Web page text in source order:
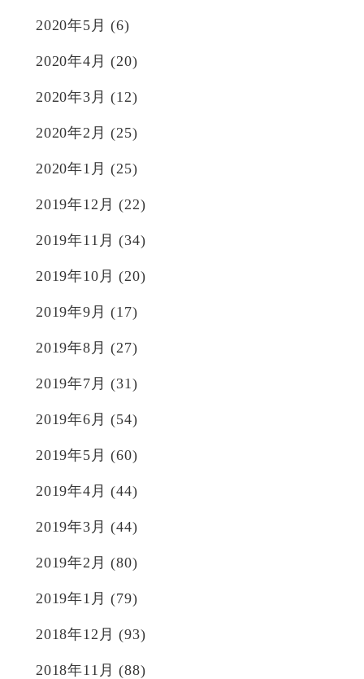
2020年5月 (6)
2020年4月 (20)
2020年3月 (12)
2020年2月 (25)
2020年1月 (25)
2019年12月 (22)
2019年11月 (34)
2019年10月 (20)
2019年9月 (17)
2019年8月 (27)
2019年7月 (31)
2019年6月 (54)
2019年5月 (60)
2019年4月 (44)
2019年3月 (44)
2019年2月 (80)
2019年1月 (79)
2018年12月 (93)
2018年11月 (88)